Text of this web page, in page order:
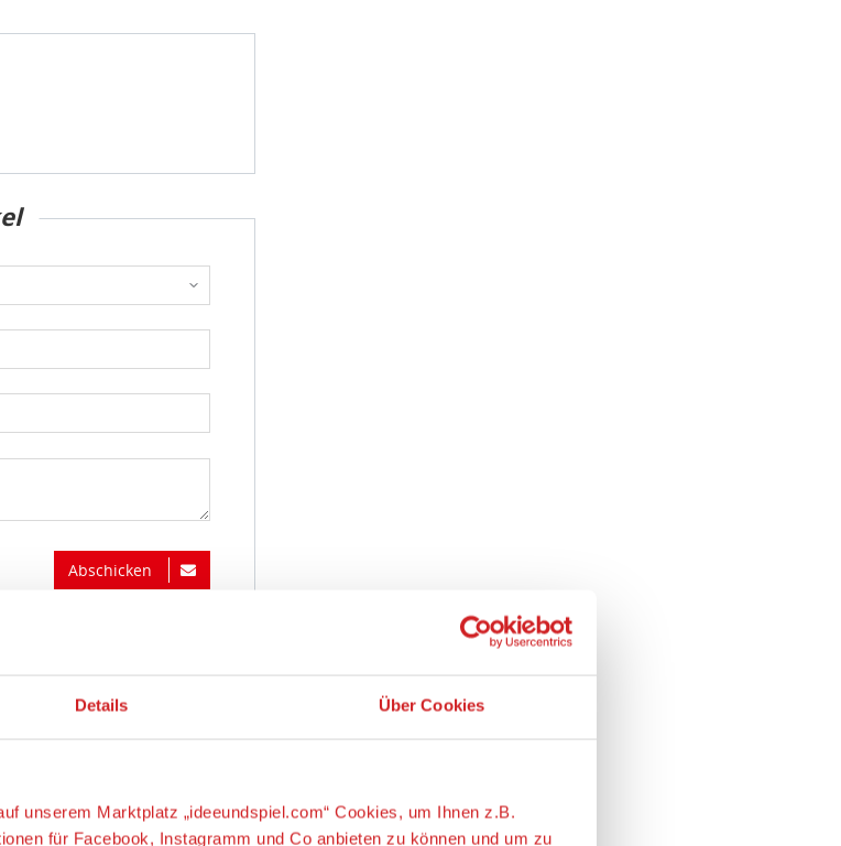
Details Über Cookies
unserem Marktplatz „ideeundspiel.com“ Cookies, um Ihnen z.B.
für Facebook, Instagramm und Co anbieten zu können und um zu
Abschicken